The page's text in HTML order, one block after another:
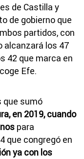
de Castilla y
de gobierno que
partidos, con
alcanzará los 47
42 que marca en
Efe.
que sumó
en 2019, cuando
para
que congregó en
ya con los